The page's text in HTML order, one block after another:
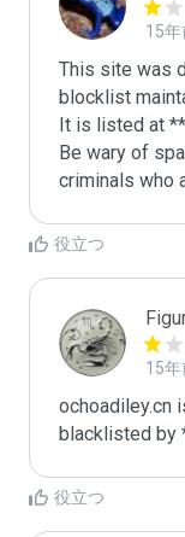
15年
This site was
blocklist
It is listed at
Be wary of
criminals who
役立つ
15年
ochoadiley.cn
blacklisted by
役立つ